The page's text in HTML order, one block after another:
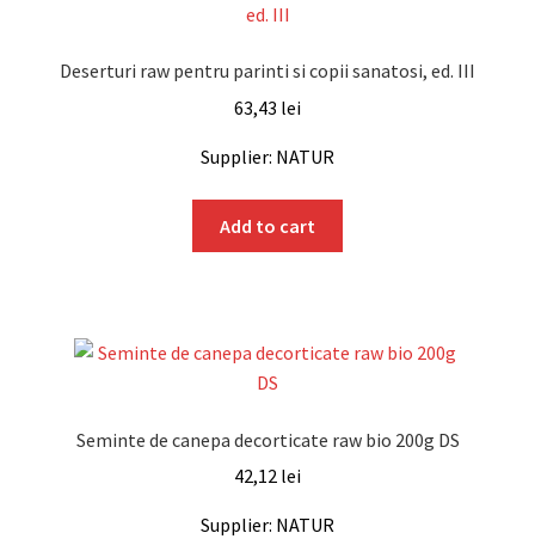
Deserturi raw pentru parinti si copii sanatosi, ed. III
63,43 lei
Supplier: NATUR
Add to cart
Seminte de canepa decorticate raw bio 200g DS
42,12 lei
Supplier: NATUR